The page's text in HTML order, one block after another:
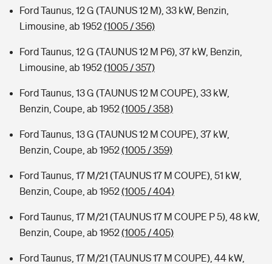
Ford Taunus, 12 G (TAUNUS 12 M), 33 kW, Benzin,
Limousine, ab 1952(1005 / 356)
Ford Taunus, 12 G (TAUNUS 12 M P6), 37 kW, Benzin,
Limousine, ab 1952(1005 / 357)
Ford Taunus, 13 G (TAUNUS 12 M COUPE), 33 kW,
Benzin, Coupe, ab 1952(1005 / 358)
Ford Taunus, 13 G (TAUNUS 12 M COUPE), 37 kW,
Benzin, Coupe, ab 1952(1005 / 359)
Ford Taunus, 17 M/21 (TAUNUS 17 M COUPE), 51 kW,
Benzin, Coupe, ab 1952(1005 / 404)
Ford Taunus, 17 M/21 (TAUNUS 17 M COUPE P 5), 48 kW,
Benzin, Coupe, ab 1952(1005 / 405)
Ford Taunus, 17 M/21 (TAUNUS 17 M COUPE), 44 kW,